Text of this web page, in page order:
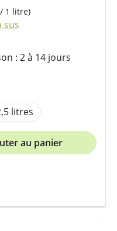
/ 1 litre)
sus
: 2 à 14 jours
litres
Entrez la
au panier